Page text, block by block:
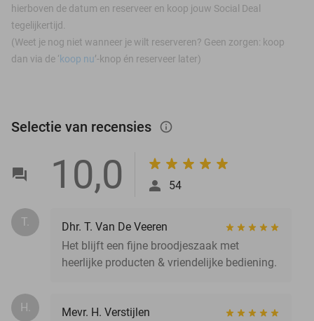
hierboven de datum en reserveer en koop jouw Social Deal
tegelijkertijd.
(Weet je nog niet wanneer je wilt reserveren? Geen zorgen: koop
dan via de ‘koop nu’-knop én reserveer later)
Selectie van recensies info_outlined
10,0 54
T.
Dhr. T. Van De Veeren
Het blijft een fijne broodjeszaak met
heerlijke producten & vriendelijke bediening.
H.
Mevr. H. Verstijlen